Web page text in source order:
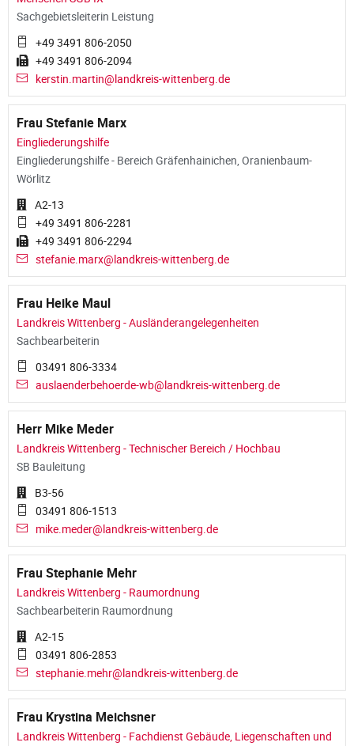
Sachgebietsleiterin Leistung
+49 3491 806-2050
+49 3491 806-2094
kerstin.martin@landkreis-wittenberg.de
Frau Stefanie Marx
Eingliederungshilfe
Eingliederungshilfe - Bereich Gräfenhainichen, Oranienbaum-
Wörlitz
A2-13
+49 3491 806-2281
+49 3491 806-2294
stefanie.marx@landkreis-wittenberg.de
Frau Heike Maul
Landkreis Wittenberg - Ausländerangelegenheiten
Sachbearbeiterin
03491 806-3334
auslaenderbehoerde-wb@landkreis-wittenberg.de
Herr Mike Meder
Landkreis Wittenberg - Technischer Bereich / Hochbau
SB Bauleitung
B3-56
03491 806-1513
mike.meder@landkreis-wittenberg.de
Frau Stephanie Mehr
Landkreis Wittenberg - Raumordnung
Sachbearbeiterin Raumordnung
A2-15
03491 806-2853
stephanie.mehr@landkreis-wittenberg.de
Frau Krystina Meichsner
Landkreis Wittenberg - Fachdienst Gebäude, Liegenschaften und